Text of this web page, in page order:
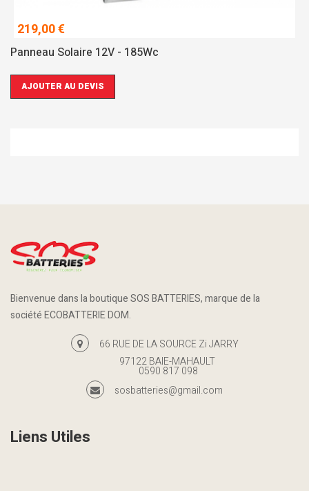
219,00 €
Panneau Solaire 12V - 185Wc
AJOUTER AU DEVIS
Bienvenue dans la boutique SOS BATTERIES, marque de la
société ECOBATTERIE DOM.
66 RUE DE LA SOURCE Zi JARRY
97122 BAIE-MAHAULT
0590 817 098
sosbatteries@gmail.com
Liens Utiles